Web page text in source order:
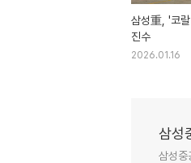
삼성重, '코
진수
2026.01.16
삼성
삼성중